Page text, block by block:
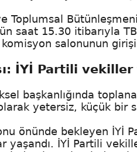
Toplumsal
saat 15.30 itibarıyla
salonunun
İYİ Partili
başkanlığında
yetersiz, küçük
önünde bekleyen
yaşandı. İYİ Partili